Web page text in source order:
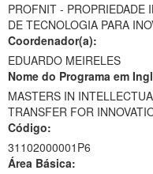
Ministério da Agricultura, Pecuária e
Ministério da Educação
Ministério da Cidadania
Ministério da Saúde
Ministério de Minas e Energia
PROFNIT - PROPRIEDADE
DE TECNOLOGIA PARA
Coordenador(a):
EDUARDO MEIRELES
Nome do Programa em
MASTERS IN
TRANSFER FOR
Código:
31102000001P6
Área Básica: